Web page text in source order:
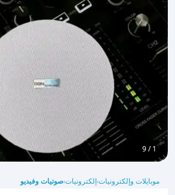
1 / 9
موبايلات وإلكترونيات›إلكترونيات›صوتيات وفيديو